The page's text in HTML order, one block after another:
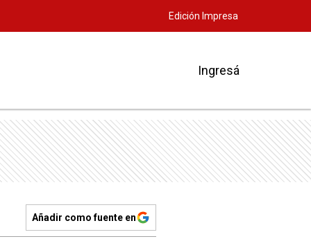
Edición Impresa
Ingresá
Añadir como fuente en